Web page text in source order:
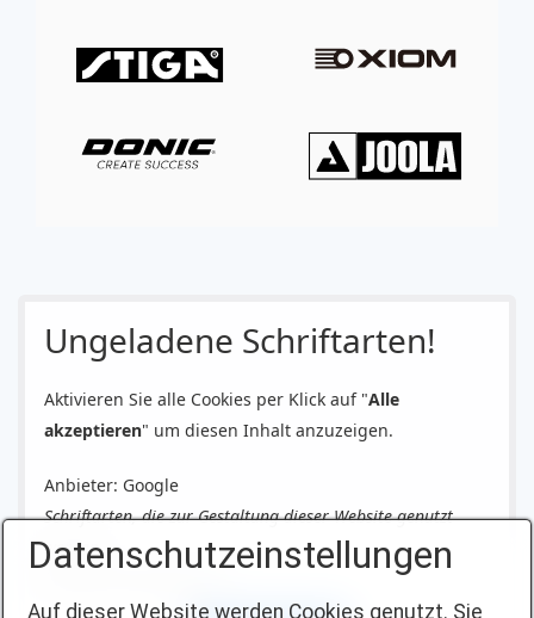
Ungeladene Schriftarten!
Aktivieren Sie alle Cookies per Klick auf "Alle
akzeptieren" um diesen Inhalt anzuzeigen.
Anbieter: Google
Schriftarten, die zur Gestaltung dieser Website genutzt
werden.
Datenschutzeinstellungen
Auf dieser Website werden Cookies genutzt. Sie